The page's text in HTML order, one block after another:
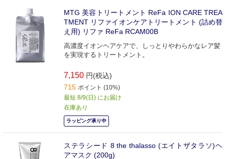
MTG 美容トリートメント ReFa ION CARE TREA
TMENT リファイオンケアトリートメント (詰め替
え用) リファ ReFa RCAM00B
高濃度イオンヘアケアで、しっとりやわらかなレア髪
を実現するトリートメント。
7,150 円(税込)
715 ポイント (10%)
最短 8/9(日) にお届け
在庫あり
ラッピング承り中
ステラシード 8 the thalasso (エイトザタラソ)ヘ
アマスク (200g)